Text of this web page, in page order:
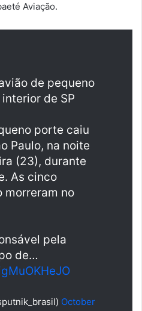
Aviação.
de pequeno
de SP
porte caiu
Paulo, na noite
(23), durante
As cinco
morreram no
pela
de…
October